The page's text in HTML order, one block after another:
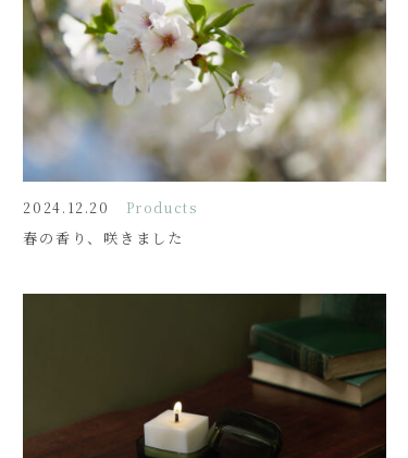
2024.12.20 Products
春の香り、咲きました